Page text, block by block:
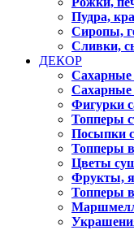
Пудра,
Сиропы,
Сливки,
ДЕКОР
Сахарные
Сахарные
Фигурки
Топперы
Посыпки
Топперы
Цветы
Фрукты,
Топперы